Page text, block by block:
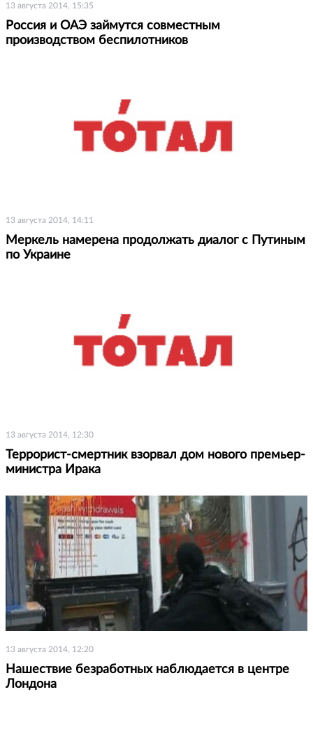
13 августа 2014, 15:35
Россия и ОАЭ займутся совместным
производством беспилотников
13 августа 2014, 14:11
Меркель намерена продолжать диалог с Путиным
по Украине
13 августа 2014, 12:30
Террорист-смертник взорвал дом нового премьер-
министра Ирака
13 августа 2014, 12:20
Нашествие безработных наблюдается в центре
Лондона